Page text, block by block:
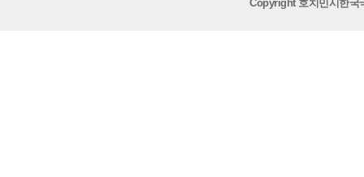
Copyright 호치민시한국